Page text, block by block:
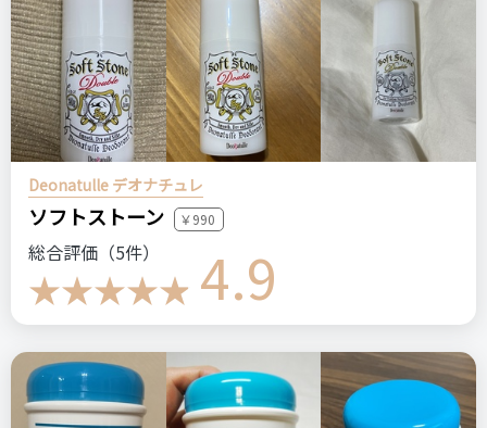
Deonatulle デオナチュレ
ソフトストーン ￥990
総合評価（5件） 4.9